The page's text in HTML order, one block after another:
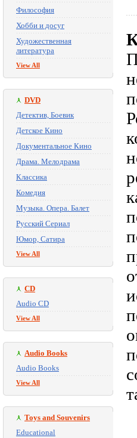
Философия
Хобби и досуг
Художественная
литература
View All
DVD
Детектив, Боевик
Детское Кино
Документальное Кино
Драма. Мелодрама
Классика
Комедия
Музыка. Опера. Балет
Русский Сериал
Юмор, Сатира
View All
CD
Audio CD
View All
Audio Books
Audio Books
View All
Toys and Souvenirs
Educational